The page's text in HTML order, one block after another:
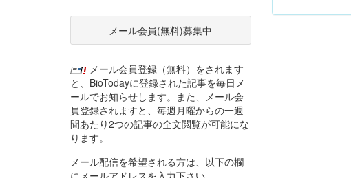
メール会員(無料)募集中
メール会員登録（無料）をされます
と、BioTodayに登録された記事を毎日メ
ールでお知らせします。また、メール会
員登録されますと、毎週月曜からの一週
間あたり2つの記事の全文閲覧が可能にな
ります。
メール配信を希望される方は、以下の欄